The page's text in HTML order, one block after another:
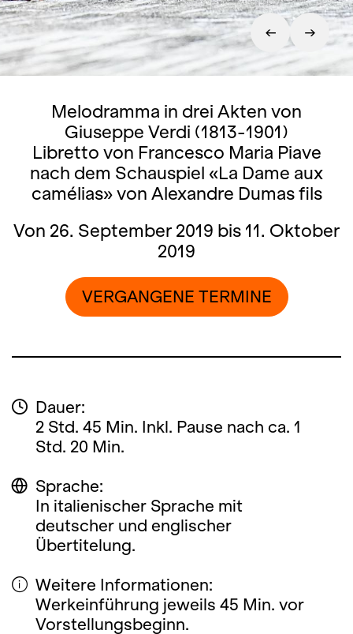
Melodramma in drei Akten von
Giuseppe Verdi (1813-1901)
Libretto von Francesco Maria Piave
nach dem Schauspiel «La Dame aux
camélias» von Alexandre Dumas fils
Von 26. September 2019 bis 11. Oktober
2019
VERGANGENE TERMINE
Dauer:
2 Std. 45 Min. Inkl. Pause nach ca. 1
Std. 20 Min.
Sprache:
In italienischer Sprache mit
deutscher und englischer
Übertitelung.
Weitere Informationen:
Werkeinführung jeweils 45 Min. vor
Vorstellungsbeginn.